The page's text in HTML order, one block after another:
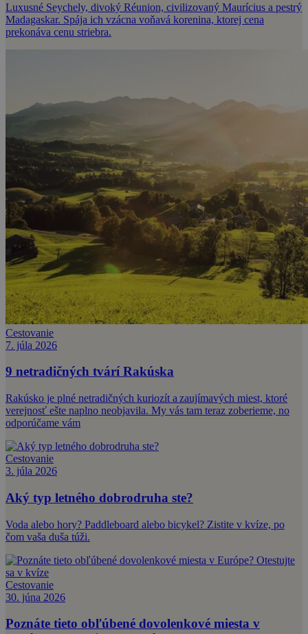
Luxusné Seychely, divoký Réunion, civilizovaný Maurícius a pestrý
Madagaskar. Spája ich vzácna voňavá korenina, ktorej cena
prekonáva cenu striebra.
Cestovanie
7. júla 2026
9 netradičných tvárí Rakúska
Rakúsko je plné netradičných kuriozít a zaujímavých miest, ktoré
verejnosť ešte naplno neobjavila. My vás tam teraz zoberieme, no
odporúčame vám
Cestovanie
3. júla 2026
Aký typ letného dobrodruha ste?
Voda alebo hory? Paddleboard alebo bicykel? Zistite v kvíze, po
čom vaša duša túži.
Cestovanie
30. júna 2026
Poznáte tieto obľúbené dovolenkové miesta v